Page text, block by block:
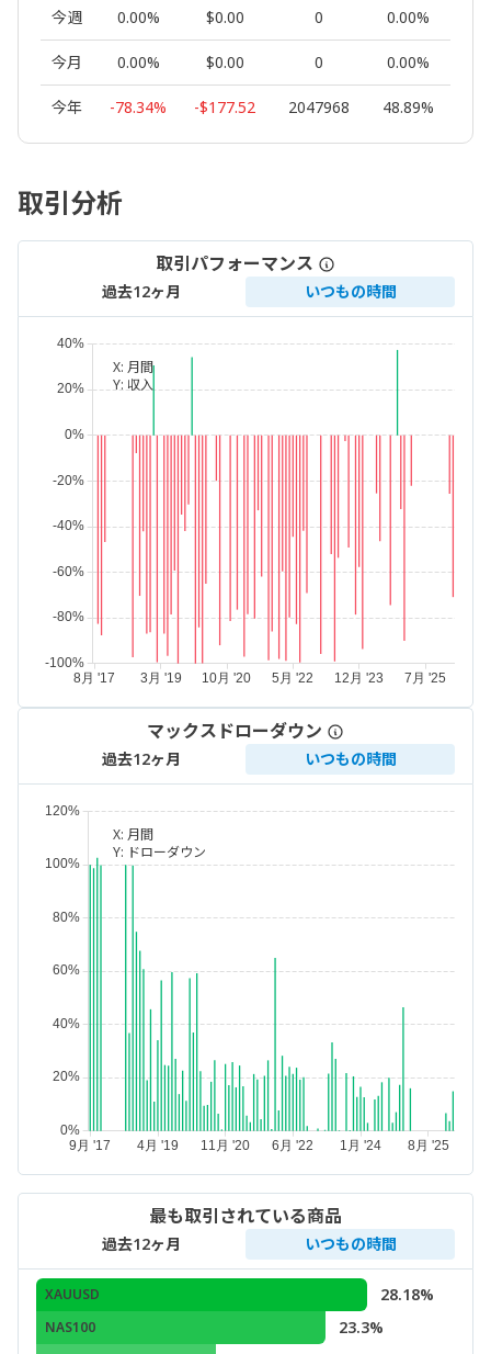
今週 0.00% $0.00 0 0.00%
今月 0.00% $0.00 0 0.00%
今年 -78.34% -$177.52 2047968 48.89%
取引分析
取引パフォーマンス
過去12ヶ月 いつもの時間
X: 月間
Y: 収入
マックスドローダウン
過去12ヶ月 いつもの時間
X: 月間
Y: ドローダウン
最も取引されている商品
過去12ヶ月 いつもの時間
XAUUSD 28.18%
NAS100 23.3%